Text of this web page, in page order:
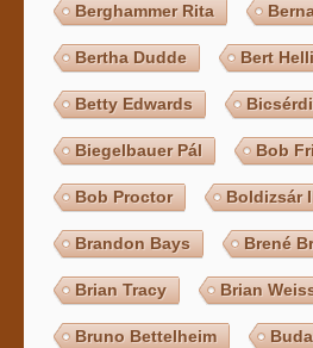
Berghammer Rita
Bertha Dudde Bert
Betty Edwards
Biegelbauer Pál Bob
Bob Proctor Boldizsár
Brandon Bays Brené
Brian Tracy Brian
Bruno Bettelheim